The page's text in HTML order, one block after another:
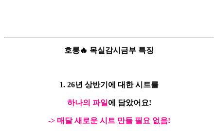
호롱🔥 목실감시금부 특징
1. 26년 상반기에 대한 시트를
하나의 파일 에 담았어요!
-> 매달 새로운 시트 만들 필요 없음!